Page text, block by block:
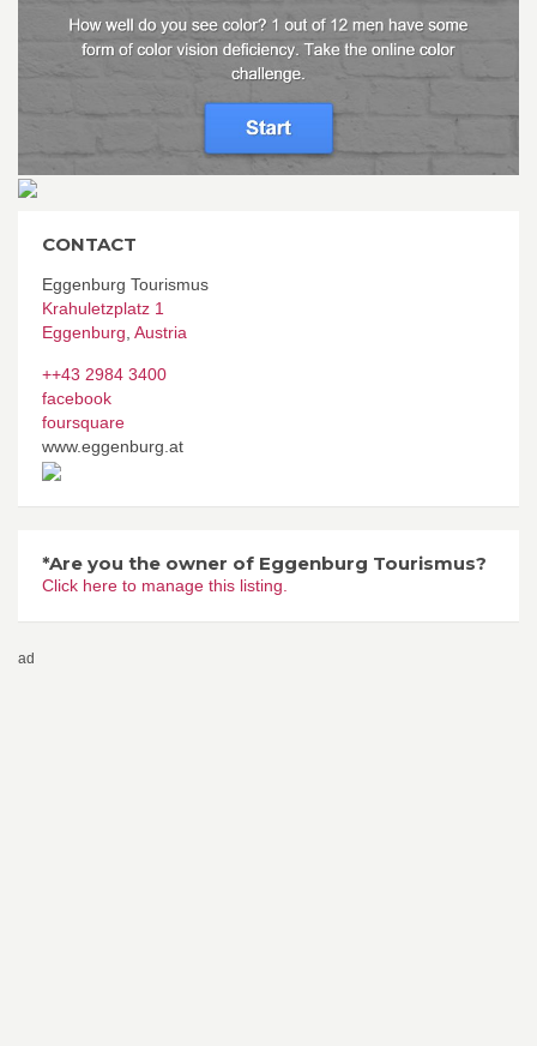
CONTACT
Eggenburg Tourismus
Krahuletzplatz 1
Eggenburg Austria
++43 2984 3400
facebook
foursquare
www.eggenburg.at
*Are you the owner of Eggenburg Tourismus?
Click here to manage this listing.
ad